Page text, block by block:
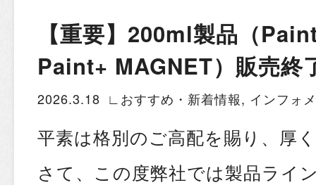
【重要】200ml製品（
Paint+ MAGNET）販売終
2026.3.18 ∟おすすめ・新着情報, インフォ
平素は格別のご高配を賜り、厚
さて、この度弊社では製品ライ